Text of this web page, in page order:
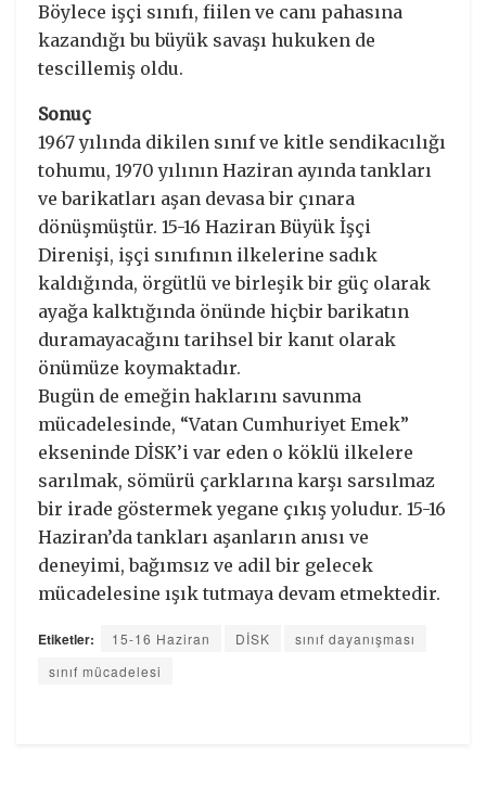
Böylece işçi sınıfı, fiilen ve canı pahasına
kazandığı bu büyük savaşı hukuken de
tescillemiş oldu.
Sonuç
1967 yılında dikilen sınıf ve kitle sendikacılığı
tohumu, 1970 yılının Haziran ayında tankları
ve barikatları aşan devasa bir çınara
dönüşmüştür. 15-16 Haziran Büyük İşçi
Direnişi, işçi sınıfının ilkelerine sadık
kaldığında, örgütlü ve birleşik bir güç olarak
ayağa kalktığında önünde hiçbir barikatın
duramayacağını tarihsel bir kanıt olarak
önümüze koymaktadır.
Bugün de emeğin haklarını savunma
mücadelesinde, “Vatan Cumhuriyet Emek”
ekseninde DİSK’i var eden o köklü ilkelere
sarılmak, sömürü çarklarına karşı sarsılmaz
bir irade göstermek yegane çıkış yoludur. 15-16
Haziran’da tankları aşanların anısı ve
deneyimi, bağımsız ve adil bir gelecek
mücadelesine ışık tutmaya devam etmektedir.
Etiketler: 15-16 Haziran DİSK
sınıf dayanışması
sınıf mücadelesi